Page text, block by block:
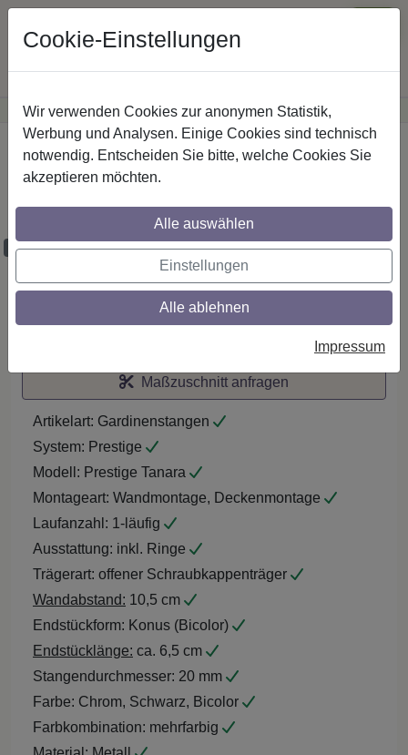
Günstige Versandkosteninnerhalb Österreichs· Sichere Zahlung
Startseite
Stilg. 20 mm 1-lfg. Prestige Tanara 520
cm Chrom/Schwarz
Maßzuschnitt möglich
Maßzuschnitt anfragen
Artikelart: Gardinenstangen
System: Prestige
Modell: Prestige Tanara
Montageart: Wandmontage, Deckenmontage
Laufanzahl: 1-läufig
Ausstattung: inkl. Ringe
Trägerart: offener Schraubkappenträger
Wandabstand: 10,5 cm
Endstückform: Konus (Bicolor)
Endstücklänge: ca. 6,5 cm
Stangendurchmesser: 20 mm
Farbe: Chrom, Schwarz, Bicolor
Farbkombination: mehrfarbig
Cookie-Einstellungen
Wir verwenden Cookies zur anonymen Statistik,
Werbung und Analysen. Einige Cookies sind technisch
notwendig. Entscheiden Sie bitte, welche Cookies Sie
akzeptieren möchten.
Alle auswählen
Einstellungen
Alle ablehnen
Impressum